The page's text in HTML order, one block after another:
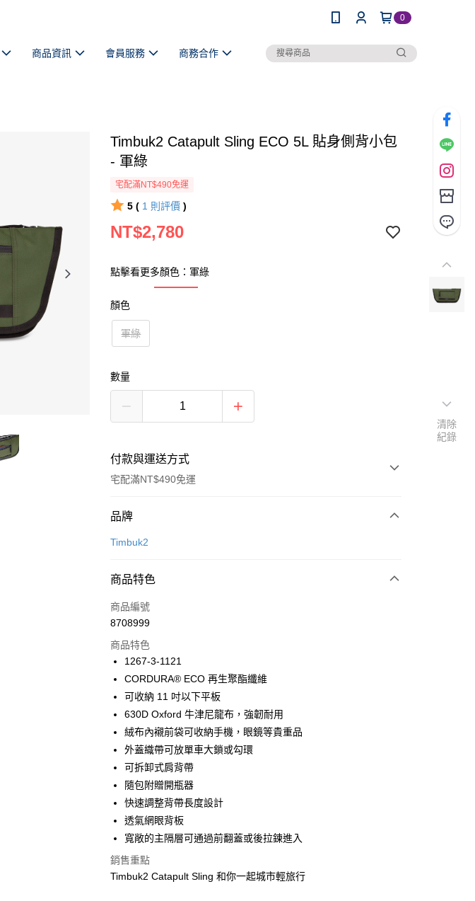
0
商品資訊 會員服務 商務合作
Timbuk2 Catapult Sling ECO 5L 貼身側背小包
- 軍綠
宅配滿NT$490免運
5 ( 1 則評價 )
NT$2,780
點擊看更多顏色：軍綠
顏色
軍綠
數量
付款與運送方式
宅配滿NT$490免運
付款方式
信用卡一次付款
合作金庫商業銀行
華南商業銀行
上海商業儲蓄銀行
國泰世華商業銀行
聯邦商業銀行
元大商業銀行
永豐商業銀行
玉山商業銀行
星展（台灣）商業銀行
台新國際商業銀行
台灣樂天信用卡公司
6 期 0 利率 每期
華南商業銀行
上海商業儲蓄銀行
國泰世華商業銀行
臺灣中小企業銀行
匯豐（台灣）商業銀行
華泰商業銀行
元大商業銀行
永豐商業銀行
玉山商業銀行
台新國際商業銀行
台灣樂天信用卡公司
LINE Pay
Apple Pay
街口支付
悠遊付
Google Pay
全盈+PAY
【大哥付你分期使用說明】
1.本服務由台灣大哥大提供，台灣大哥大用戶可立即使用無須另外申請。
流程，驗證手機門號後，選擇欲分期的期數、繳款截止日，確認付款後即
完成交易。
ATM付款
貨到付款
品牌
Timbuk2
商品特色
商品編號
8708999
商品特色
1267-3-1121
CORDURA® ECO 再生聚酯纖維
可收納 11 吋以下平板
630D Oxford 牛津尼龍布，強韌耐用
絨布內襯前袋可收納手機，眼鏡等貴重品
外蓋織帶可放單車大鎖或勾環
可拆卸式肩背帶
隨包附贈開瓶器
快速調整背帶長度設計
透氣網眼背板
寬敞的主隔層可通過前翻蓋或後拉鍊進入
銷售重點
Timbuk2 Catapult Sling 和你一起城市輕旅行
清除
紀錄